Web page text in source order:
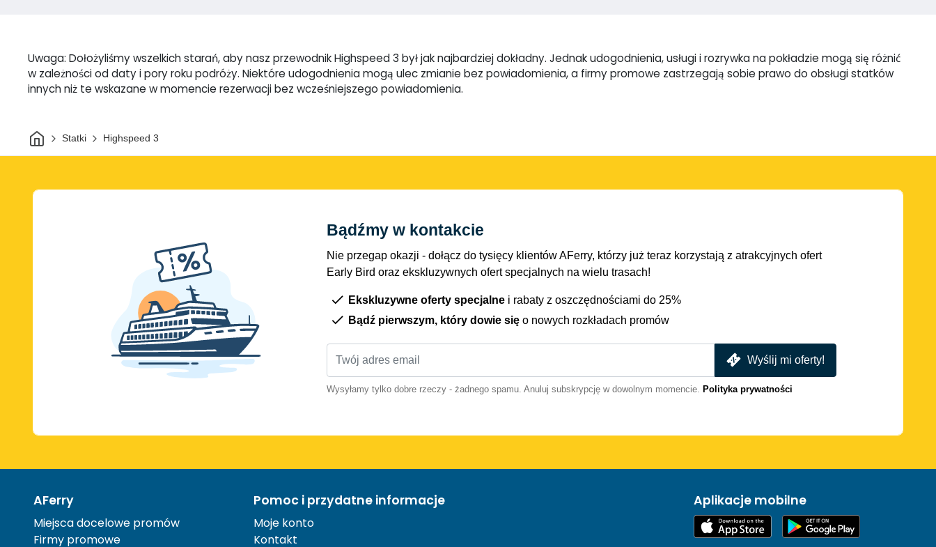
Uwaga: Dołożyliśmy wszelkich starań, aby nasz przewodnik Highspeed 3 był jak najbardziej dokładny. Jednak udogodnienia, usługi i rozrywka na pokładzie mogą się różnić
w zależności od daty i pory roku podróży. Niektóre udogodnienia mogą ulec zmianie bez powiadomienia, a firmy promowe zastrzegają sobie prawo do obsługi statków
innych niż te wskazane w momencie rezerwacji bez wcześniejszego powiadomienia.
DomStatki Highspeed 3
Bądźmy w kontakcie
Nie przegap okazji - dołącz do tysięcy klientów AFerry, którzy już teraz korzystają z atrakcyjnych ofert
Early Bird oraz ekskluzywnych ofert specjalnych na wielu trasach!
Ekskluzywne oferty specjalne i rabaty z oszczędnościami do 25%
Bądź pierwszym, który dowie się o nowych rozkładach promów
Wyślij mi oferty!
Wysyłamy tylko dobre rzeczy - żadnego spamu. Anuluj subskrypcję w dowolnym momencie. Polityka prywatności
AFerry
Miejsca docelowe promów
Firmy promowe
Pomoc i przydatne informacje
Moje konto
Kontakt
Aplikacje mobilne